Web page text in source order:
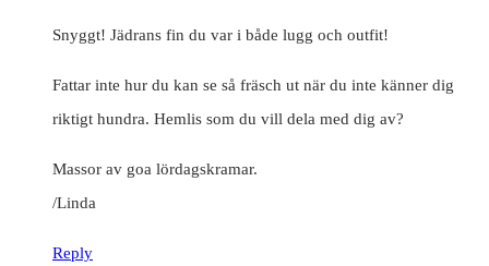
Snyggt! Jädrans fin du var i både lugg och outfit!
Fattar inte hur du kan se så fräsch ut när du inte känner dig
riktigt hundra. Hemlis som du vill dela med dig av?
Massor av goa lördagskramar.
/Linda
Reply